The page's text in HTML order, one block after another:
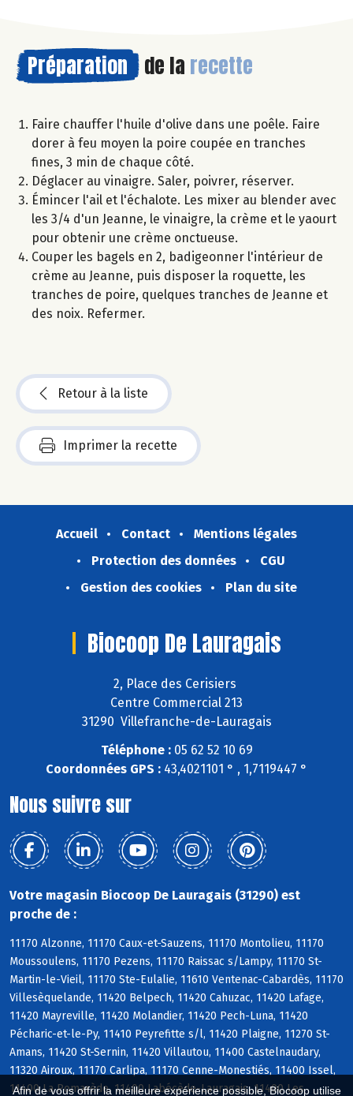
Afin de vous offrir la meilleure expérience possible, Biocoop utilise
Préparation de la recette
Faire chauffer l'huile d'olive dans une poêle. Faire
dorer à feu moyen la poire coupée en tranches
fines, 3 min de chaque côté.
Déglacer au vinaigre. Saler, poivrer, réserver.
Émincer l'ail et l'échalote. Les mixer au blender avec
les 3/4 d'un Jeanne, le vinaigre, la crème et le yaourt
pour obtenir une crème onctueuse.
Couper les bagels en 2, badigeonner l'intérieur de
crème au Jeanne, puis disposer la roquette, les
tranches de poire, quelques tranches de Jeanne et
des noix. Refermer.
Retour à la liste
Imprimer la recette
Accueil Contact
Mentions légales
Protection des données
CGU
Gestion des cookies
Plan du site
Biocoop De Lauragais
2, Place des Cerisiers
Centre Commercial 213
31290 Villefranche-de-Lauragais
Téléphone :05 62 52 10 69
Coordonnées GPS : 43,4021101 ° , 1,7119447 °
Nous suivre sur
Votre magasin Biocoop De Lauragais (31290) est
proche de :
11170 Alzonne, 11170 Caux-et-Sauzens, 11170 Montolieu, 11170
Moussoulens, 11170 Pezens, 11170 Raissac s/Lampy, 11170 St-
Martin-le-Vieil, 11170 Ste-Eulalie, 11610 Ventenac-Cabardès, 11170
Villesèquelande, 11420 Belpech, 11420 Cahuzac, 11420 Lafage,
11420 Mayreville, 11420 Molandier, 11420 Pech-Luna, 11420
Pécharic-et-le-Py, 11410 Peyrefitte s/l, 11420 Plaigne, 11270 St-
Amans, 11420 St-Sernin, 11420 Villautou, 11400 Castelnaudary,
11320 Airoux, 11170 Carlipa, 11170 Cenne-Monestiés, 11400 Issel,
11400 La Pomarède, 11400 Labécède-Lauragais, 11400 Les